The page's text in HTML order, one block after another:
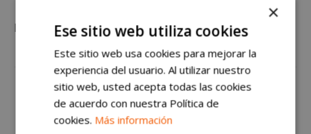
La actualidad de Alcorcón enhttps://alcorconhoy.com
×
Ese sitio web utiliza cookies
Este sitio web usa cookies para mejorar la
experiencia del usuario. Al utilizar nuestro
sitio web, usted acepta todas las cookies
de acuerdo con nuestra Política de
cookies. Más información